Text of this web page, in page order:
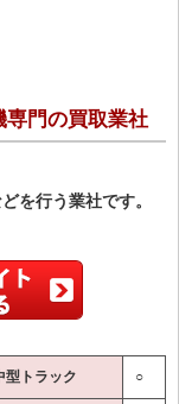
専門の買取業社
を行う業社です。
型トラック ○